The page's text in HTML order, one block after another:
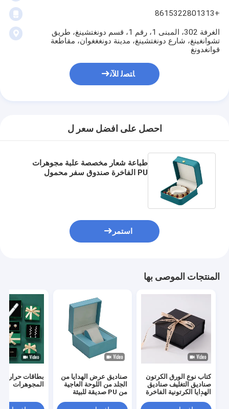
+8615322801313
الغرفة 302، المبنى 1، رقم 1، قسم دونغتشينغ، طريق
تشوانغينغ، شارع دونغتشينغ، مدينة دونغغغوان، مقاطعة
قوانغدونغ
ﺎﺘﺼﻟ ﺍﻶﻧ
احصل على افضل سعر ل
طباعة شعار مخصصة علبة مجوهرات
PU الفاخرة صندوق سفر محمول
استمر
المنتجات الموصى بها
كتاب نوع الورق الكرتون
صناديق التغليف صناديق
الهدايا الكرتونية الفاخرة
صناديق عرض الهدايا من
الجلد من اللوحة العاجية
من PU صديقة للبيئة
محفظة
بطاقات حرارة
المجوهرات